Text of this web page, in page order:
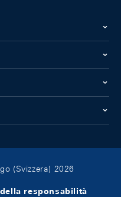
(Svizzera) 2026
responsabilità